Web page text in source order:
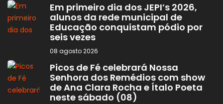
Em primeiro dia dos JEPI’s 2026,
alunos da rede municipal de
Educação conquistam pódio por
seis vezes
08 agosto 2026
Picos de Fé celebrará Nossa
Senhora dos Remédios com show
de Ana Clara Rocha e Ítalo Poeta
neste sábado (08)